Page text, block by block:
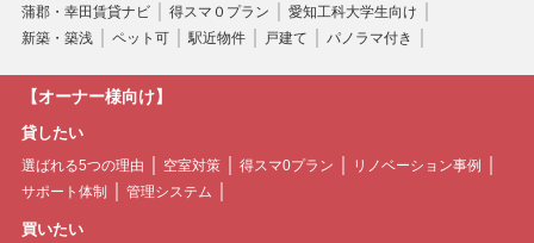
蒲郡・幸田賃貸ナビ 得スマ０プラン
愛知工科大学生向け
新築・築浅
ペット可 駅近物件 戸建て パノラマ付き
【オーナー様向け】
貸したい
選ばれる5つの理由 空室対策 得スマ0プラン
リノベーション事例
サポート体制
管理システム
買いたい